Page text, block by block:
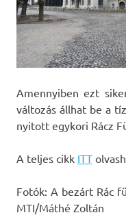
Amennyiben ezt
változás állhat be a
nyitott egykori Rácz
A teljes cikk ITT
Fotók: A bezárt Rác
MTI/Máthé Zoltán